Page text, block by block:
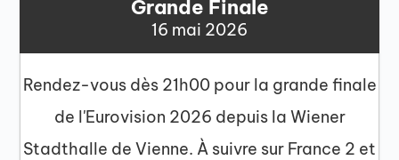
Grande Finale
16 mai 2026
Rendez-vous dès 21h00 pour la grande finale
de l'Eurovision 2026 depuis la Wiener
Stadthalle de Vienne. À suivre sur France 2 et